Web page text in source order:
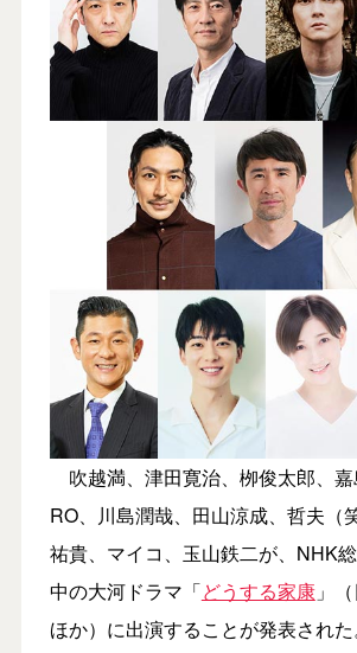
吹越満、津田寛治、栁俊太郎、
RO、川島潤哉、田山涼成、哲夫（
祐貴、マイコ、玉山鉄二が、NHK
中の大河ドラマ「どうする家康」
ほか）に出演することが発表された